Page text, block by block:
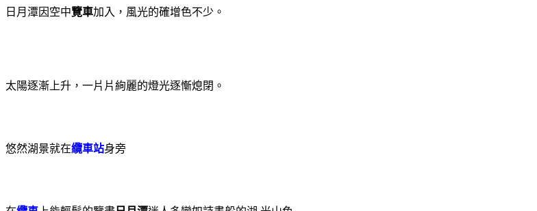
日月潭因空中覽車加入，風光的確增色不少 。
太陽逐漸上升，一片片絢麗的燈光逐慚熄閉。
悠然湖景就在纜車站身旁